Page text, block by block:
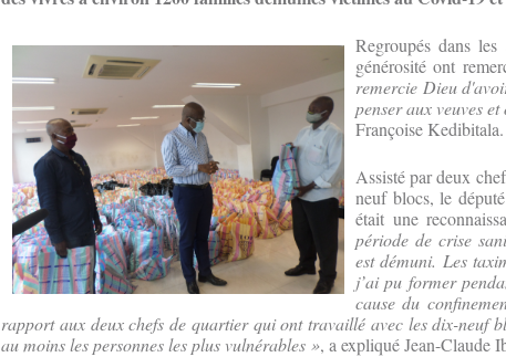
Regroupés dans
générosité ont
remercie Dieu
penser aux veuves
Françoise Kedibitala.
Assisté par deux
neuf blocs, le
était une
période de crise
est démuni. Les
j’ai pu former
cause du
rapport aux deux chefs de quartier qui ont travaillé avec les dix-neuf
au moins les personnes les plus vulnérables », a expliqué Jean-Claude